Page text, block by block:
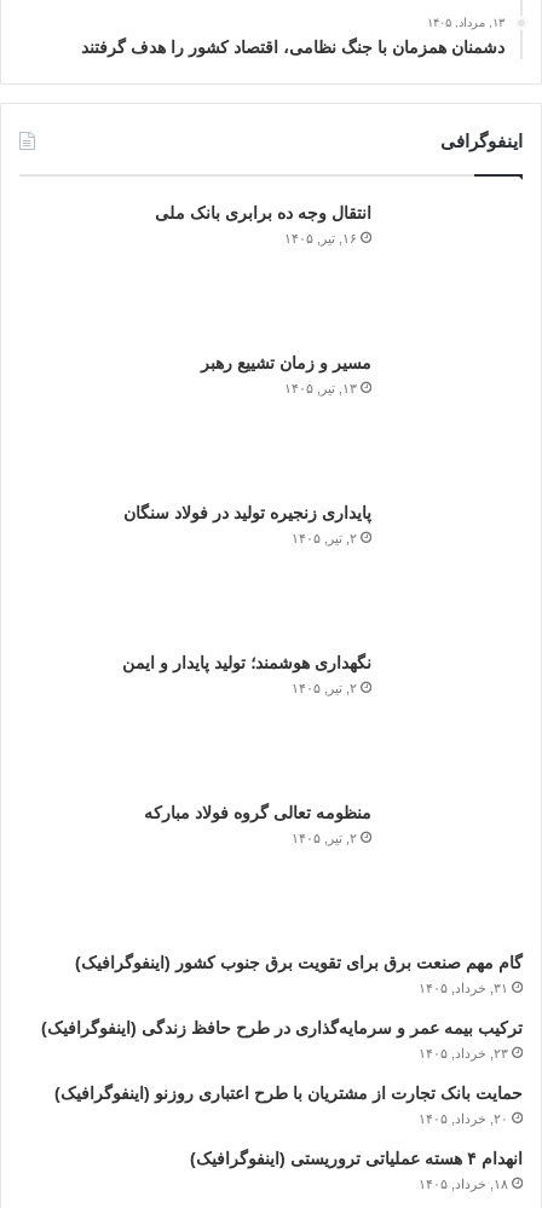
۱۳, مرداد, ۱۴۰۵
دشمنان همزمان با جنگ نظامی، اقتصاد کشور را هدف گرفتند
اینفوگرافی
انتقال وجه ده برابری بانک ملی
۱۶, تیر, ۱۴۰۵
مسیر و زمان تشییع رهبر
۱۳, تیر, ۱۴۰۵
پایداری زنجیره تولید در فولاد سنگان
۲, تیر, ۱۴۰۵
نگهداری هوشمند؛ تولید پایدار و ایمن
۲, تیر, ۱۴۰۵
منظومه تعالی گروه فولاد مبارکه
۲, تیر, ۱۴۰۵
گام مهم صنعت برق برای تقویت برق جنوب کشور (اینفوگرافیک)
۳۱, خرداد, ۱۴۰۵
ترکیب بیمه عمر و سرمایه‌گذاری در طرح حافظ زندگی (اینفوگرافیک)
۲۳, خرداد, ۱۴۰۵
حمایت بانک تجارت از مشتریان با طرح اعتباری روزنو (اینفوگرافیک)
۲۰, خرداد, ۱۴۰۵
انهدام ۴ هسته عملیاتی تروریستی (اینفوگرافیک)
۱۸, خرداد, ۱۴۰۵